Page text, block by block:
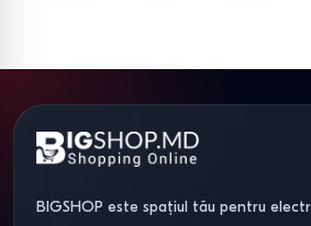
BIGSHOP este spațiul tău pentru